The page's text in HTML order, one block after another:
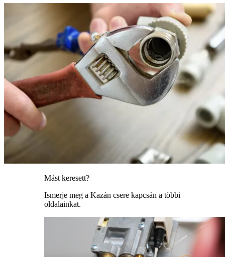
Mást keresett?
Ismerje meg a Kazán csere kapcsán a többi
oldalainkat.